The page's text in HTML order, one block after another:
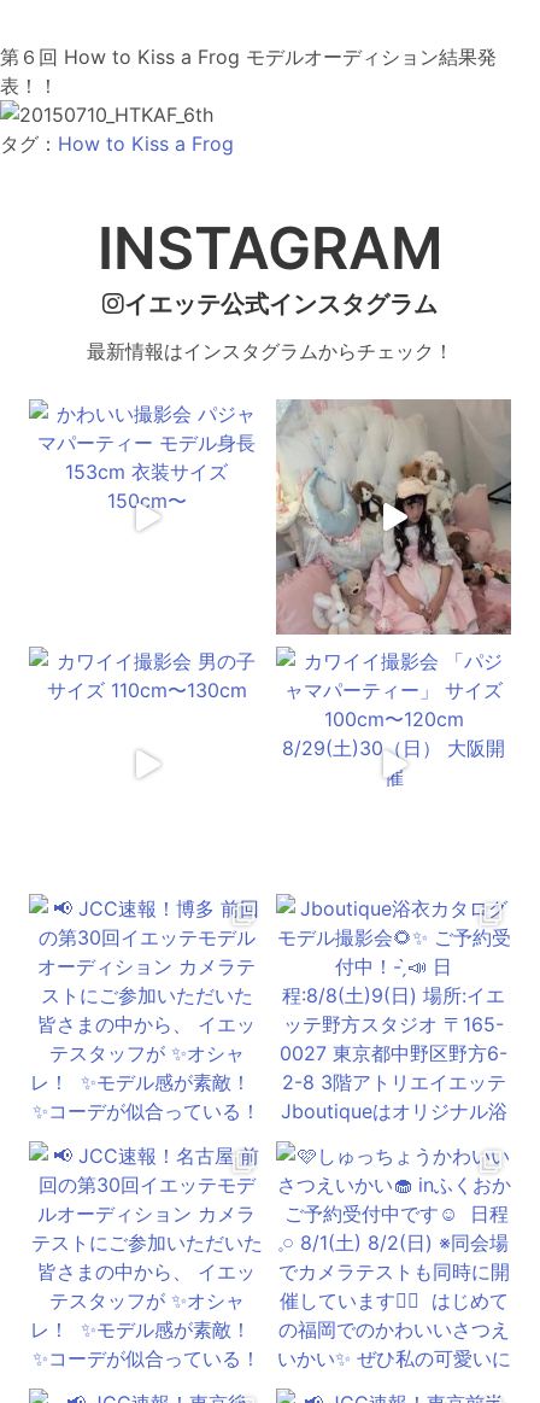
第６回 How to Kiss a Frog モデルオーディション結果発
表！！
タグ： How to Kiss a Frog
INSTAGRAM
イエッテ公式インスタグラム
最新情報はインスタグラムからチェック！